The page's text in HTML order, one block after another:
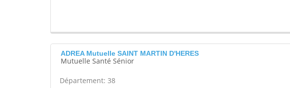
ADREA Mutuelle SAINT MARTIN D'HERES
Mutuelle Santé Sénior
Département: 38